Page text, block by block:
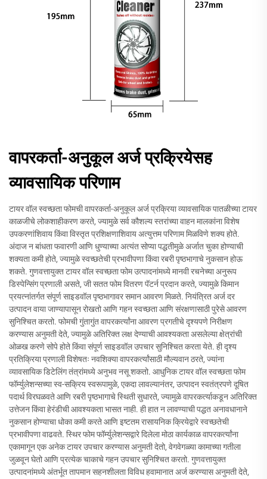
वापरकर्ता-अनुकूल अर्ज प्रक्रियेसह
व्यावसायिक परिणाम
टायर वॉल स्वच्छता फोमची वापरकर्ता-अनुकूल अर्ज प्रक्रिया व्यावसायिक पातळीच्या टायर
काळजीचे लोकशाहीकरण करते, ज्यामुळे सर्व कौशल्य स्तरांच्या वाहन मालकांना विशेष
उपकरणांशिवाय किंवा विस्तृत प्रशिक्षणाशिवाय अत्युत्तम परिणाम मिळविणे शक्य होते.
अंदाज न बांधता फवारणी आणि धुण्याच्या अत्यंत सोप्या पद्धतीमुळे अर्जात चुका होण्याची
शक्यता कमी होते, ज्यामुळे स्वच्छतेची प्रभावीपणा किंवा रबरी पृष्ठभागाचे नुकसान होऊ
शकते. गुणवत्तायुक्त टायर वॉल स्वच्छता फोम उत्पादनांमध्ये मानवी रचनेच्या अनुरूप
डिस्पेन्सिंग प्रणाली असते, जी सतत फोम वितरण पॅटर्न प्रदान करते, ज्यामुळे किमान
प्रयत्नांतर्गत संपूर्ण साइडवॉल पृष्ठभागावर समान आवरण मिळते. नियंत्रित अर्ज दर
उत्पादन वाया जाण्यापासून रोखतो आणि गहन स्वच्छता आणि संरक्षणासाठी पुरेसे आवरण
सुनिश्चित करतो. फोमची गुंतागुंत वापरकर्त्यांना आवरण प्रगतीचे दृश्यपणे निरीक्षण
करण्यास अनुमती देते, ज्यामुळे अतिरिक्त लक्ष देण्याची आवश्यकता असलेल्या क्षेत्रांची
ओळख करणे सोपे होते किंवा संपूर्ण साइडवॉल उपचार सुनिश्चित करता येते. ही दृश्य
प्रतिक्रिया प्रणाली विशेषतः नवशिक्या वापरकर्त्यांसाठी मौल्यवान ठरते, ज्यांना
व्यावसायिक डिटेलिंग तंत्रांमध्ये अनुभव नसू शकतो. आधुनिक टायर वॉल स्वच्छता फोम
फॉर्म्युलेशन्सच्या स्व-सक्रिय स्वरूपामुळे, एकदा लावल्यानंतर, उत्पादन स्वतंत्रपणे दूषित
पदार्थ विरघळवते आणि रबरी पृष्ठभागाचे स्थिती सुधारते, ज्यामुळे वापरकर्त्याकडून अतिरिक्त
उत्तेजन किंवा हेरंडीची आवश्यकता भासत नाही. ही हात न लावण्याची पद्धत अनावधानाने
नुकसान होण्याचा धोका कमी करते आणि इष्टतम रासायनिक क्रियेद्वारे स्वच्छतेची
प्रभावीपणा वाढवते. स्थिर फोम फॉर्म्युलेशन्सद्वारे दिलेला मोठा कार्यकाळ वापरकर्त्यांना
एकामागून एक अनेक टायर उपचार करण्यास अनुमती देतो, वेगवेगळ्या कामाच्या गतीला
जुळवून घेतो आणि प्रत्येक चाकाचे गहन उपचार सुनिश्चित करतो. गुणवत्तायुक्त
उत्पादनांमध्ये अंतर्भूत तापमान सहनशीलता विविध हवामानात अर्ज करण्यास अनुमती देते,